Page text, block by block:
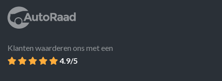
Klanten waarderen ons met een
4.9/5